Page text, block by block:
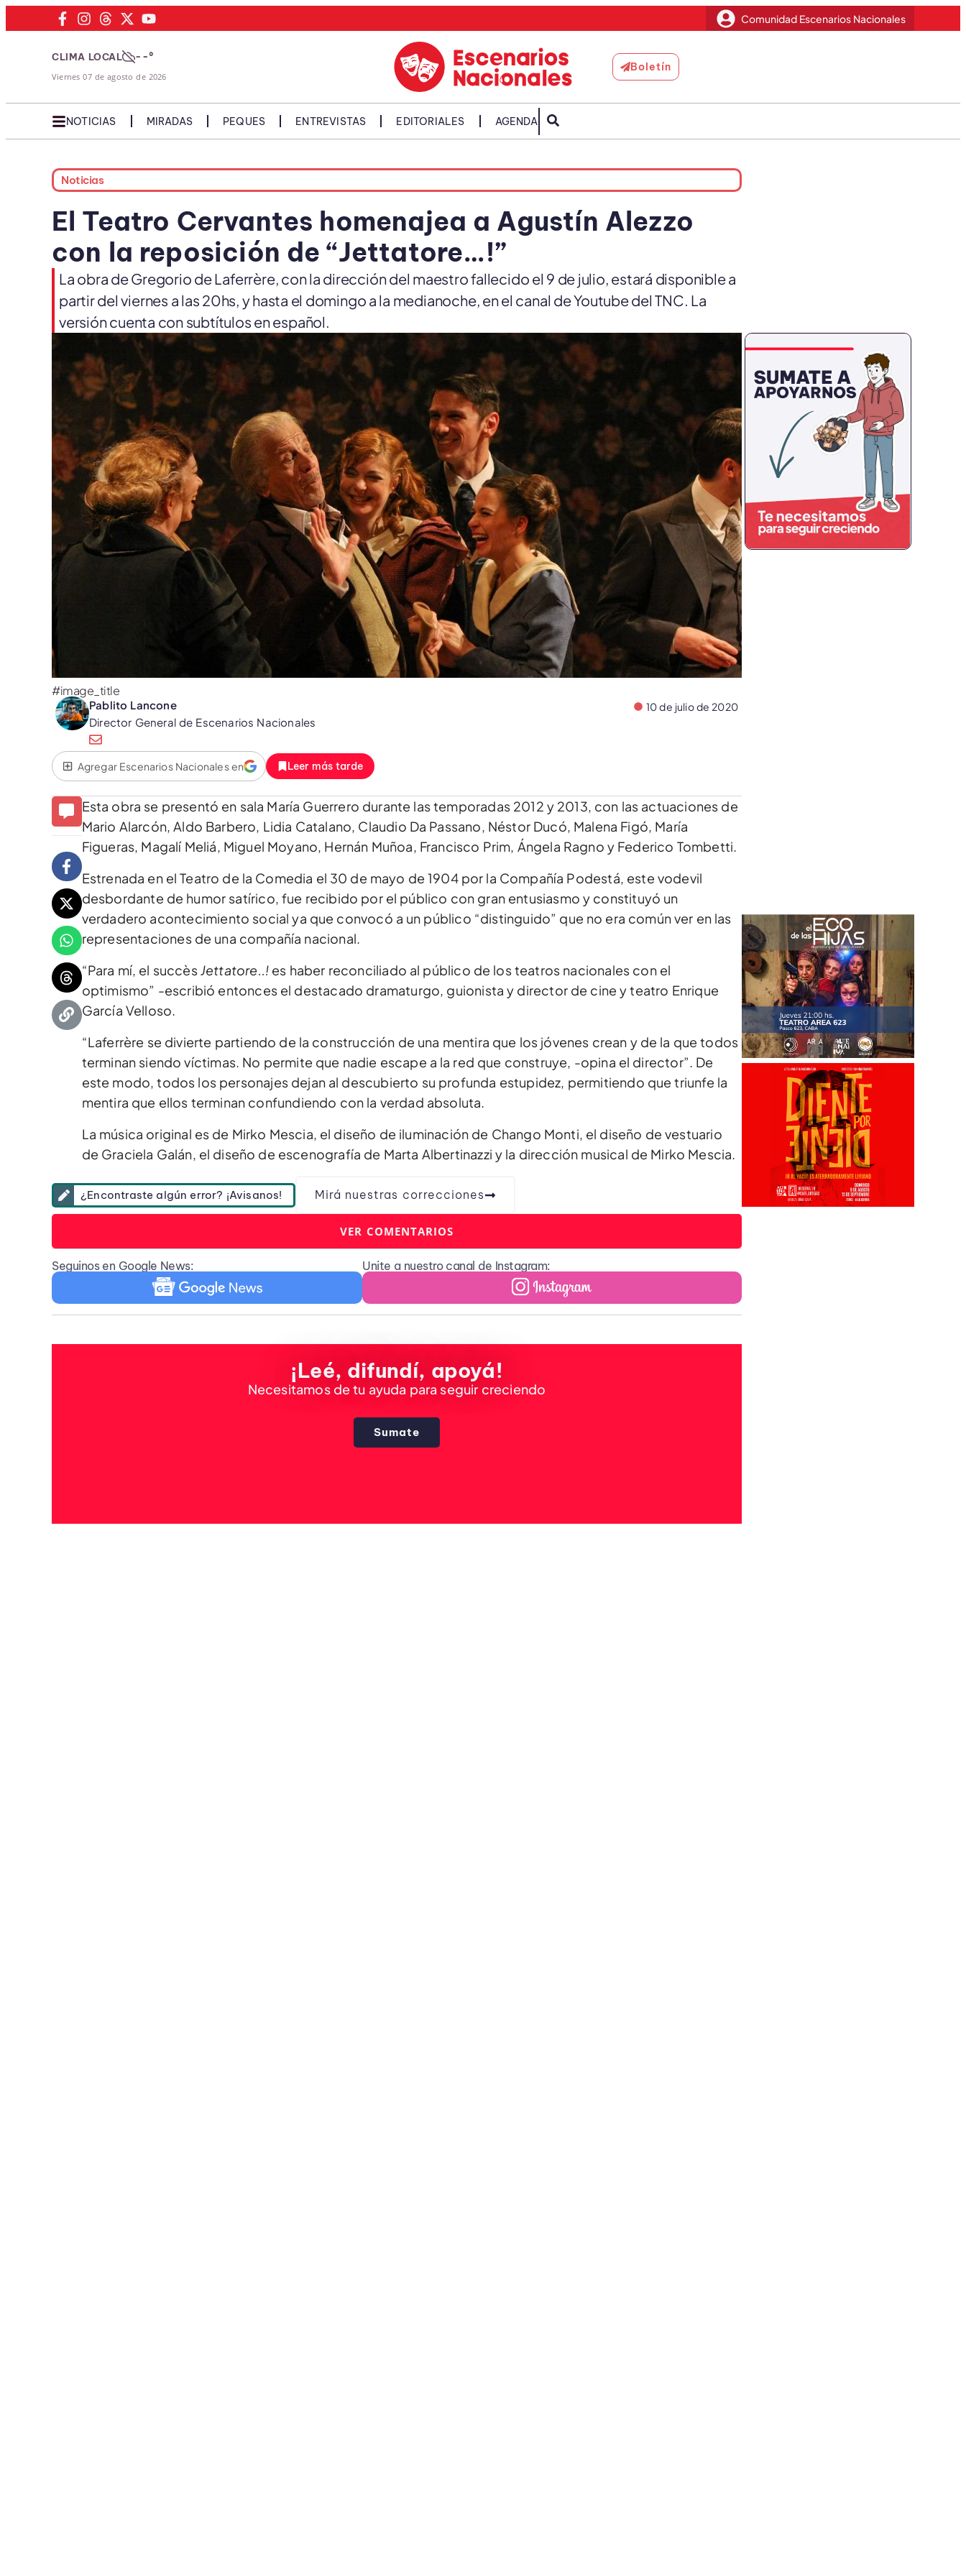
Comunidad Escenarios Nacionales
CLIMA LOCAL --°
Viernes 07 de agosto de 2026
Boletín
NOTICIAS MIRADAS PEQUES ENTREVISTAS EDITORIALES AGENDA
Noticias
El Teatro Cervantes homenajea a Agustín Alezzo
con la reposición de “Jettatore…!”
La obra de Gregorio de Laferrère, con la dirección del maestro fallecido el 9 de julio, estará disponible a
partir del viernes a las 20hs, y hasta el domingo a la medianoche, en el canal de Youtube del TNC. La
versión cuenta con subtítulos en español.
#image_title
Pablito Lancone
Director General de Escenarios Nacionales
10 de julio de 2020
Agregar Escenarios Nacionales en Leer más tarde
Esta obra se presentó en sala María Guerrero durante las temporadas 2012 y 2013, con las actuaciones de
Mario Alarcón, Aldo Barbero, Lidia Catalano, Claudio Da Passano, Néstor Ducó, Malena Figó, María
Figueras, Magalí Meliá, Miguel Moyano, Hernán Muñoa, Francisco Prim, Ángela Ragno y Federico Tombetti.
Estrenada en el Teatro de la Comedia el 30 de mayo de 1904 por la Compañía Podestá, este vodevil
desbordante de humor satírico, fue recibido por el público con gran entusiasmo y constituyó un
verdadero acontecimiento social ya que convocó a un público “distinguido” que no era común ver en las
representaciones de una compañía nacional.
“Para mí, el succèsJettatore..! es haber reconciliado al público de los teatros nacionales con el
optimismo” -escribió entonces el destacado dramaturgo, guionista y director de cine y teatro Enrique
García Velloso.
“Laferrère se divierte partiendo de la construcción de una mentira que los jóvenes crean y de la que todos
terminan siendo víctimas. No permite que nadie escape a la red que construye, -opina el director”. De
este modo, todos los personajes dejan al descubierto su profunda estupidez, permitiendo que triunfe la
mentira que ellos terminan confundiendo con la verdad absoluta.
La música original es de Mirko Mescia, el diseño de iluminación de Chango Monti, el diseño de vestuario
de Graciela Galán, el diseño de escenografía de Marta Albertinazzi y la dirección musical de Mirko Mescia.
¿Encontraste algún error? ¡Avisanos! Mirá nuestras correcciones
VER COMENTARIOS
Seguinos en Google News: Unite a nuestro canal de Instagram:
¡Leé, difundí, apoyá!
Necesitamos de tu ayuda para seguir creciendo
Sumate